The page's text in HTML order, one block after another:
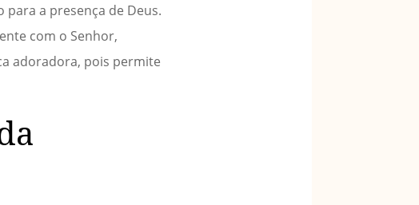
a presença de Deus.
com o Senhor,
adoradora, pois permite